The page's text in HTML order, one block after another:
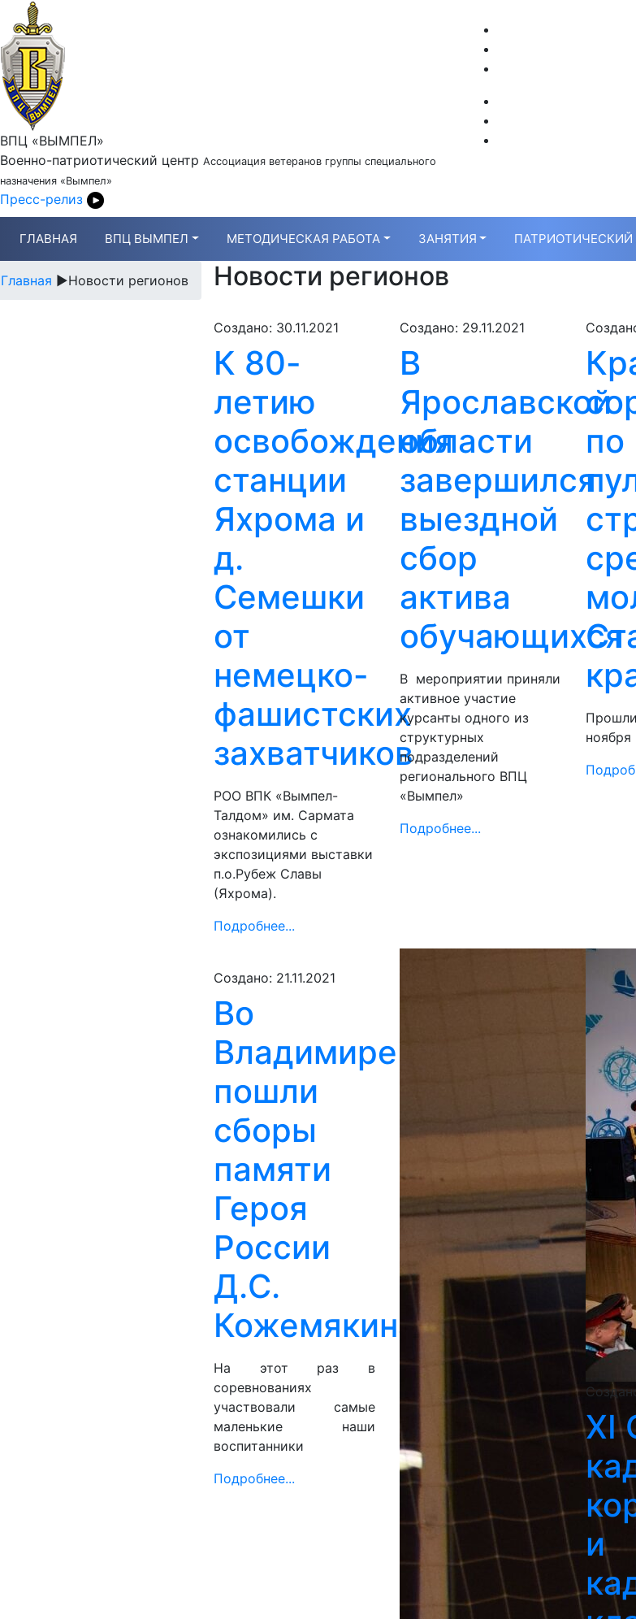
ВПЦ «ВЫМПЕЛ»
Военно-патриотический центр Ассоциация ветеранов группы специального
назначения «Вымпел»
Пресс-релиз
ГЛАВНАЯ ВПЦ ВЫМПЕЛ МЕТОДИЧЕСКАЯ РАБОТА ЗАНЯТИЯ ПАТРИОТИЧЕСКИЙ
Главная ►Новости регионов Новости регионов
Создано: 30.11.2021
К 80-
летию
освобождения
станции
Яхрома и
д.
Семешки
от
немецко-
фашистских
захватчиков
POO ВПК «Вымпел-
Талдом» им. Сармата
ознакомились с
экспозициями выставки
п.о.Рубеж Славы
(Яхрома).
Подробнее...
Создано: 29.11.2021
В
Ярославской
области
завершился
выездной
сбор
актива
обучающихся
В мероприятии приняли
активное участие
курсанты одного из
структурных
подразделений
регионального ВПЦ
«Вымпел»
Подробнее...
по
ноября
Создано: 21.11.2021
Во
Владимире
пошли
сборы
памяти
Героя
России
Д.С.
Кожемякина
На этот раз в
соревнованиях
участвовали самые
маленькие наши
воспитанники
Подробнее...
XI
и